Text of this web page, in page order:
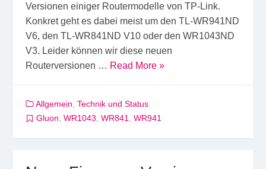
Versionen einiger Routermodelle von TP-Link.
Konkret geht es dabei meist um den TL-WR941ND
V6, den TL-WR841ND V10 oder den WR1043ND
V3. Leider können wir diese neuen
Routerversionen … Read More »
Allgemein Technik und Status
Gluon, WR1043, WR841, WR941